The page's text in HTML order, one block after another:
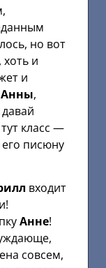
но вот
хоть и
и
Анны,
класс —
его писюну
входит
Анне!
совсем,